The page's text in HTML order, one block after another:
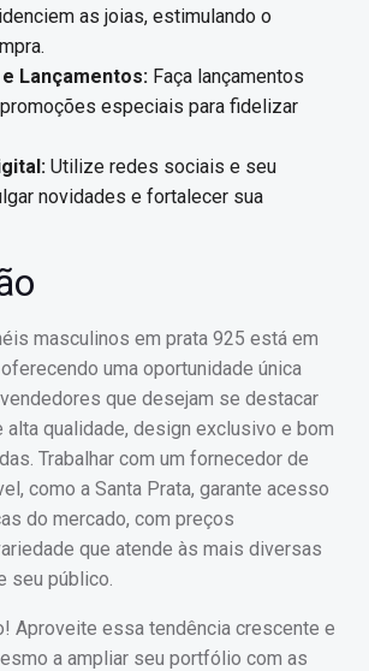
as joias, estimulando o
Lançamentos: Faça lançamentos
especiais para fidelizar
Utilize redes sociais e seu
novidades e fortalecer sua
masculinos em prata 925 está em
uma oportunidade única
que desejam se destacar
alta qualidade, design exclusivo e bom
Trabalhar com um fornecedor de
como a Santa Prata, garante acesso
do mercado, com preços
que atende às mais diversas
seu público.
Aproveite essa tendência crescente e
a ampliar seu portfólio com as